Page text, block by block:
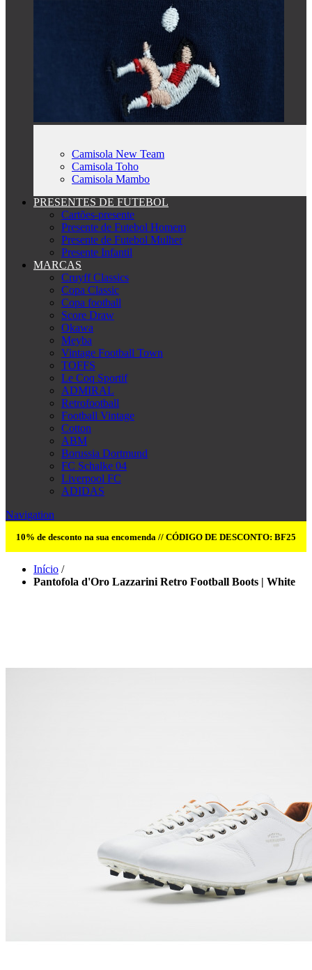
Camisola New Team
Camisola Toho
Camisola Mambo
PRESENTES DE FUTEBOL
Cartões-presente
Presente de Futebol Homem
Presente de Futebol Mulher
Presente Infantil
MARCAS
Cruyff Classics
Copa Classic
Copa football
Score Draw
Okawa
Meyba
Vintage Football Town
TOFFS
Le Coq Sportif
ADMIRAL
Retrofootball
Football Vintage
Cotton
ABM
Borussia Dortmund
FC Schalke 04
Liverpool FC
ADIDAS
Navigation
10% de desconto na sua encomenda // CÓDIGO DE DESCONTO: BF25
Início /
Pantofola d'Oro Lazzarini Retro Football Boots | White